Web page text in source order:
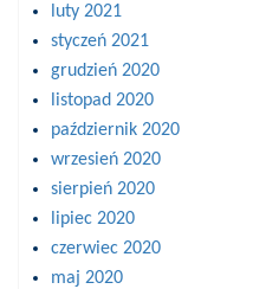
luty 2021
styczeń 2021
grudzień 2020
listopad 2020
październik 2020
wrzesień 2020
sierpień 2020
lipiec 2020
czerwiec 2020
maj 2020